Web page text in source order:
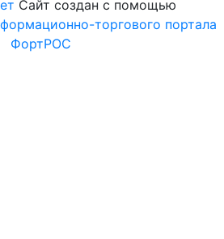
Сайт создан с помощью
торгового портала
ФортРОС